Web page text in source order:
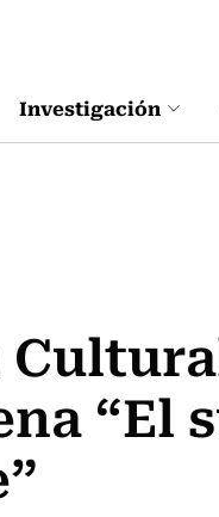
Investigación
“El